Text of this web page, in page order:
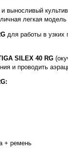
выносливый
легкая
для работы в узких
SILEX 40 RG
и проводить
+ ремень